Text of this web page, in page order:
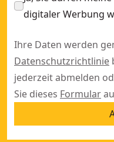
digitaler Werbung
Ihre Daten werden
Datenschutzrichtlinie
jederzeit abmelden
Sie dieses Formular